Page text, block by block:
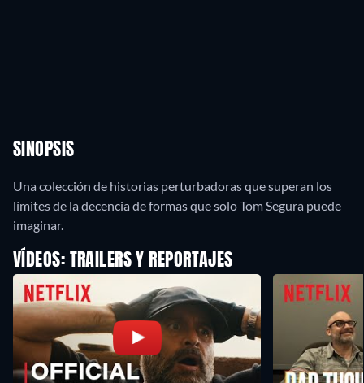
SINOPSIS
Una colección de historias perturbadoras que superan los
límites de la decencia de formas que solo Tom Segura puede
imaginar.
VÍDEOS: TRAILERS Y REPORTAJES